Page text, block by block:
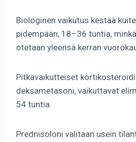
Biologinen vaikutus kestää
pidempään, 18–36 tuntia,
otetaan yleensä kerran
Pitkävaikutteiset
deksametasoni, vaikuttavat
54 tuntia.
Prednisoloni valitaan usein